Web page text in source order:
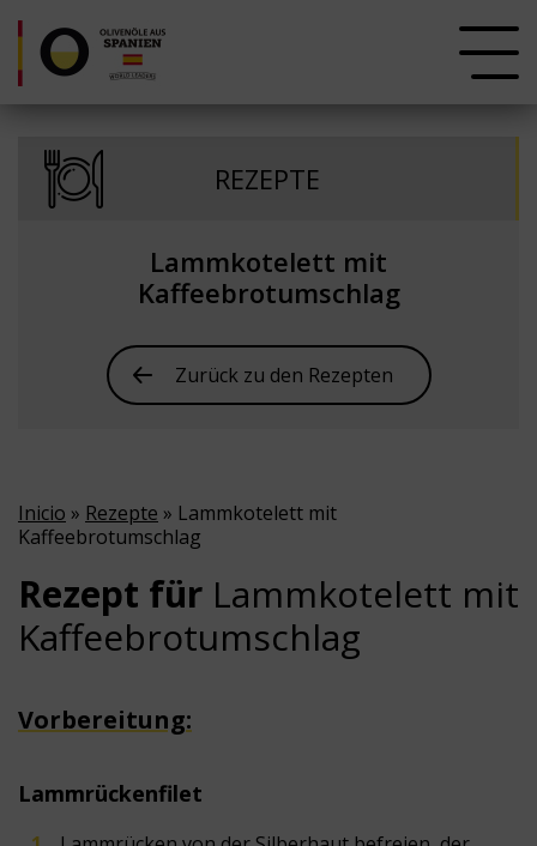
REZEPTE
Lammkotelett mit
Kaffeebrotumschlag
Zurück zu den Rezepten
Inicio » Rezepte » Lammkotelett mit
Kaffeebrotumschlag
Rezept für Lammkotelett mit
Kaffeebrotumschlag
Vorbereitung:
Lammrückenfilet